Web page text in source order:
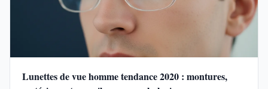
Lunettes de vue homme tendance 2020 : montures,